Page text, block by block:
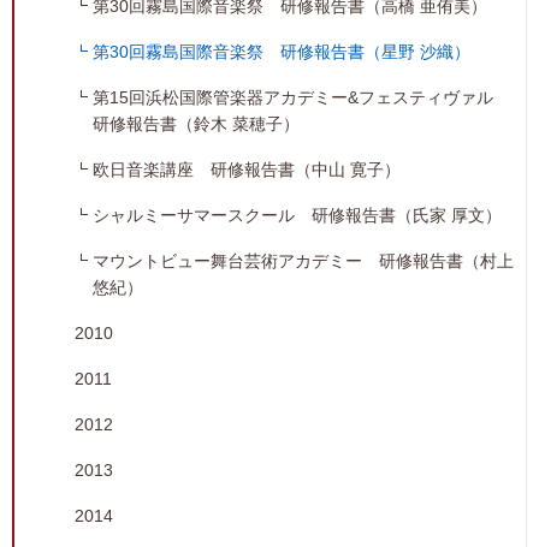
第30回霧島国際音楽祭 研修報告書（高橋 亜侑美）
第30回霧島国際音楽祭 研修報告書（星野 沙織）
第15回浜松国際管楽器アカデミー&フェスティヴァル
研修報告書（鈴木 菜穂子）
欧日音楽講座 研修報告書（中山 寛子）
シャルミーサマースクール 研修報告書（氏家 厚文）
マウントビュー舞台芸術アカデミー 研修報告書（村上
悠紀）
2010
2011
2012
2013
2014